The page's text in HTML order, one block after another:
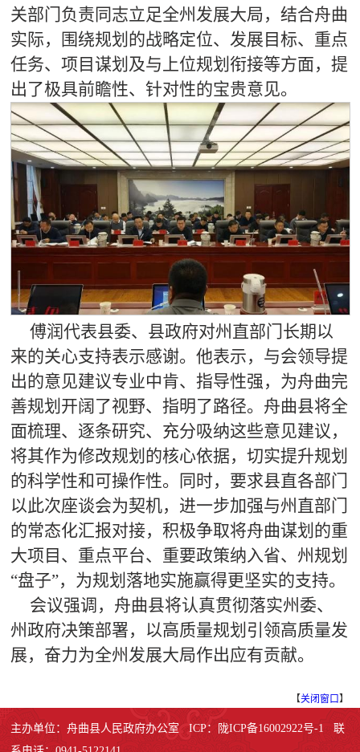
关部门负责同志立足全州发展大局，结合舟曲
实际，围绕规划的战略定位、发展目标、重点
任务、项目谋划及与上位规划衔接等方面，提
出了极具前瞻性、针对性的宝贵意见。
傅润代表县委、县政府对州直部门长期以
来的关心支持表示感谢。他表示，与会领导提
出的意见建议专业中肯、指导性强，为舟曲完
善规划开阔了视野、指明了路径。舟曲县将全
面梳理、逐条研究、充分吸纳这些意见建议，
将其作为修改规划的核心依据，切实提升规划
的科学性和可操作性。同时，要求县直各部门
以此次座谈会为契机，进一步加强与州直部门
的常态化汇报对接，积极争取将舟曲谋划的重
大项目、重点平台、重要政策纳入省、州规划
“盘子”，为规划落地实施赢得更坚实的支持。
会议强调，舟曲县将认真贯彻落实州委、
州政府决策部署，以高质量规划引领高质量发
展，奋力为全州发展大局作出应有贡献。
【关闭窗口 】
主办单位：舟曲县人民政府办公室 ICP：陇ICP备16002922号-1 联